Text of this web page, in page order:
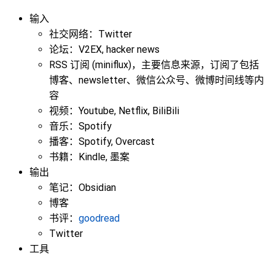
输入
社交网络：Twitter
论坛：V2EX, hacker news
RSS 订阅 (miniflux)，主要信息来源，订阅了包括
博客、newsletter、微信公众号、微博时间线等内
容
视频：Youtube, Netflix, BiliBili
音乐：Spotify
播客：Spotify, Overcast
书籍：Kindle, 墨案
输出
笔记：Obsidian
博客
书评： goodread
Twitter
工具